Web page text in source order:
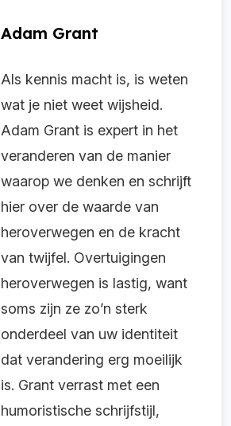
Adam Grant
Als kennis macht is, is weten
wat je niet weet wijsheid.
Adam Grant is expert in het
veranderen van de manier
waarop we denken en schrijft
hier over de waarde van
heroverwegen en de kracht
van twijfel. Overtuigingen
heroverwegen is lastig, want
soms zijn ze zo’n sterk
onderdeel van uw identiteit
dat verandering erg moeilijk
is. Grant verrast met een
humoristische schrijfstijl,